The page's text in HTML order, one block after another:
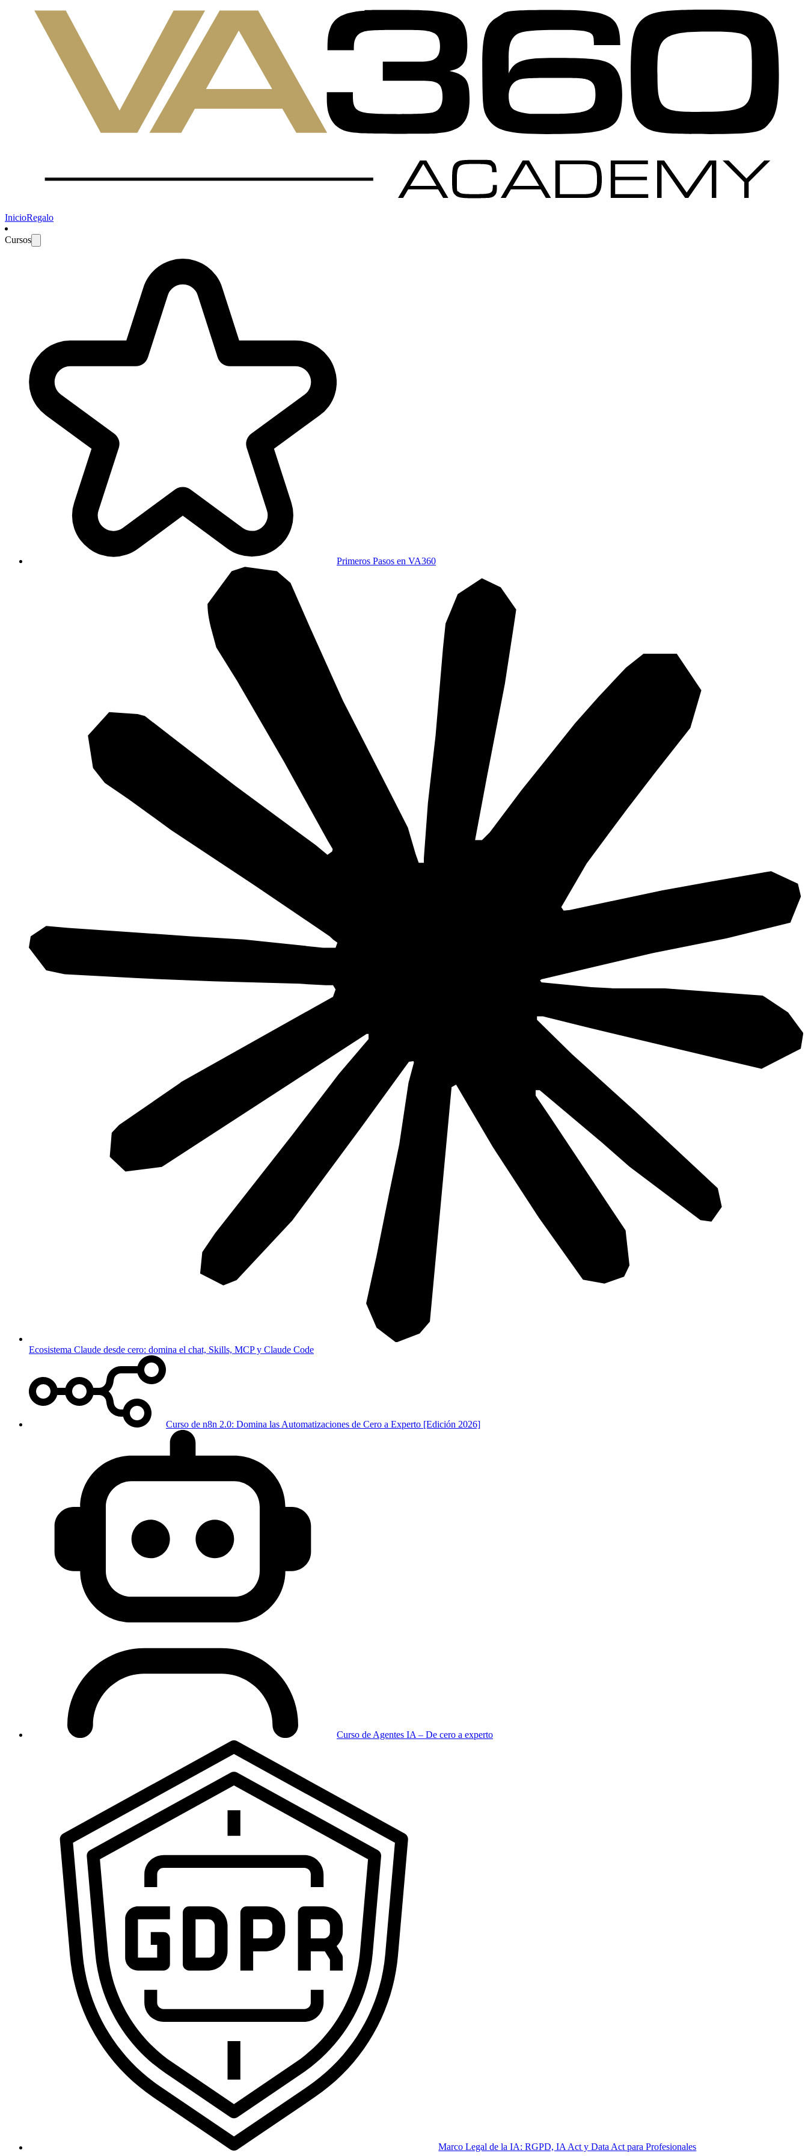
InicioRegalo
Cursos
Primeros Pasos en VA360
Ecosistema Claude desde cero: domina el chat, Skills, MCP y Claude Code
Curso de n8n 2.0: Domina las Automatizaciones de Cero a Experto [Edición 2026]
Curso de Agentes IA – De cero a experto
Marco Legal de la IA: RGPD, IA Act y Data Act para Profesionales
Domina la sistematización con IA y conviértete en el profesional que las empresas se pelean por tener.
Primeros Pasos en VA360
Ecosistema Claude desde cero: domina el chat, Skills, MCP y Claude Code
Curso de n8n 2.0: Domina las Automatizaciones de Cero a Experto [Edición 2026]
Curso de Agentes IA – De cero a experto
Marco Legal de la IA: RGPD, IA Act y Data Act para Profesionales
Curso de VibeCoding de Cero a Experto
Freepik Spaces desde cero: crea, organiza y automatiza contenido
Curso de CapCut de Cero a Experto por Ramon Teleco
Legal y Blog